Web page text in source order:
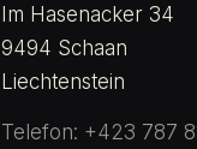
Im Hasenacker 34
9494 Schaan
Liechtenstein
Telefon: +423 787